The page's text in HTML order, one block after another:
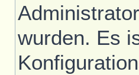
wurden. Es